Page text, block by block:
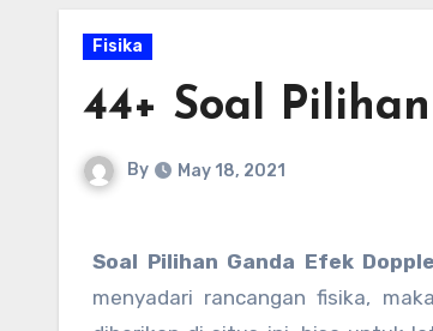
Fisika
44+ Soal
By May 18, 2021
Soal Pilihan Ganda Efek
menyadari rancangan fisika,